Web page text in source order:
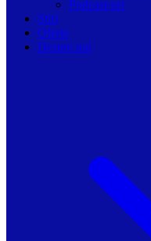
Podcast-uri
Stiri
Oferte
Despre noi